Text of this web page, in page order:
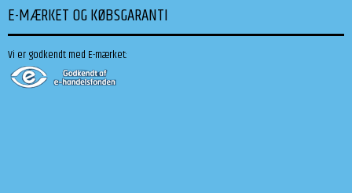
E-MÆRKET OG KØBSGARANTI
Vi er godkendt med E-mærket: